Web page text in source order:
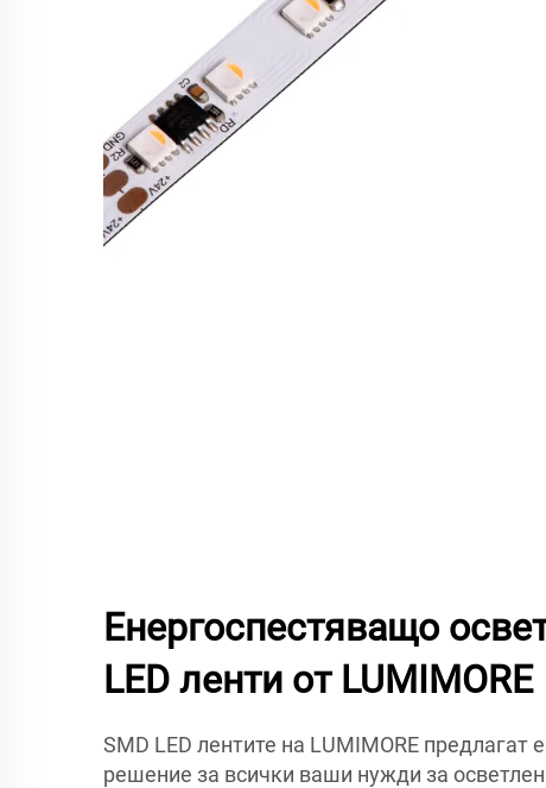
Енергоспестяващо
LED ленти от LUMIMORE
SMD LED лентите на LUMIMORE предлагат
решение за всички ваши нужди за